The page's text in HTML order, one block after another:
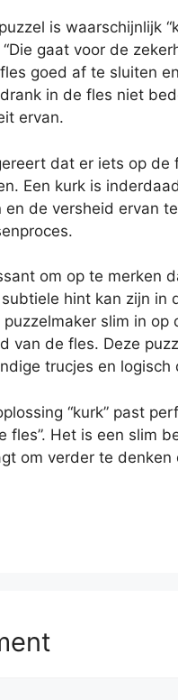
is waarschijnlijk
gaat voor de
goed af te sluiten
in de fles niet
ervan.
dat er iets op
Een kurk is
de versheid ervan
om op te merken
subtiele hint kan zijn
slim in
van de fles. Deze
trucjes en logisch
“kurk” past
fles”. Het is een slim
om verder te